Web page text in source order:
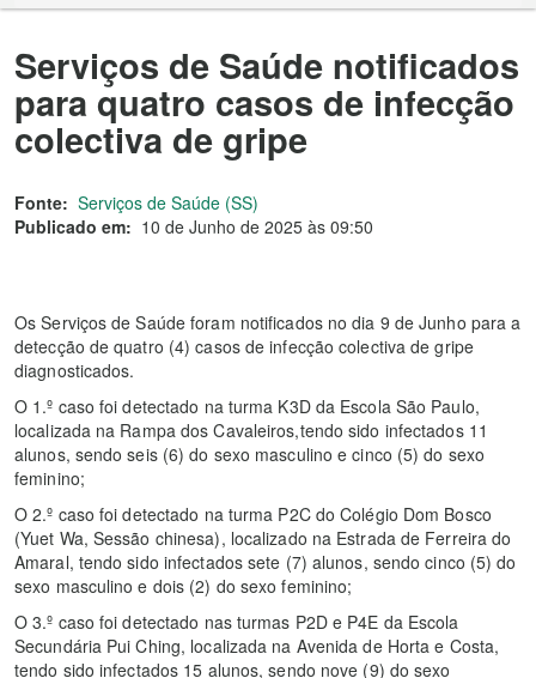
Serviços de Saúde notificados
para quatro casos de infecção
colectiva de gripe
Fonte: Serviços de Saúde (SS)
Publicado em: 10 de Junho de 2025 às 09:50
Os Serviços de Saúde foram notificados no dia 9 de Junho para a
detecção de quatro (4) casos de infecção colectiva de gripe
diagnosticados.
O 1.º caso foi detectado na turma K3D da Escola São Paulo,
localizada na Rampa dos Cavaleiros,tendo sido infectados 11
alunos, sendo seis (6) do sexo masculino e cinco (5) do sexo
feminino;
O 2.º caso foi detectado na turma P2C do Colégio Dom Bosco
(Yuet Wa, Sessão chinesa), localizado na Estrada de Ferreira do
Amaral, tendo sido infectados sete (7) alunos, sendo cinco (5) do
sexo masculino e dois (2) do sexo feminino;
O 3.º caso foi detectado nas turmas P2D e P4E da Escola
Secundária Pui Ching, localizada na Avenida de Horta e Costa,
tendo sido infectados 15 alunos, sendo nove (9) do sexo